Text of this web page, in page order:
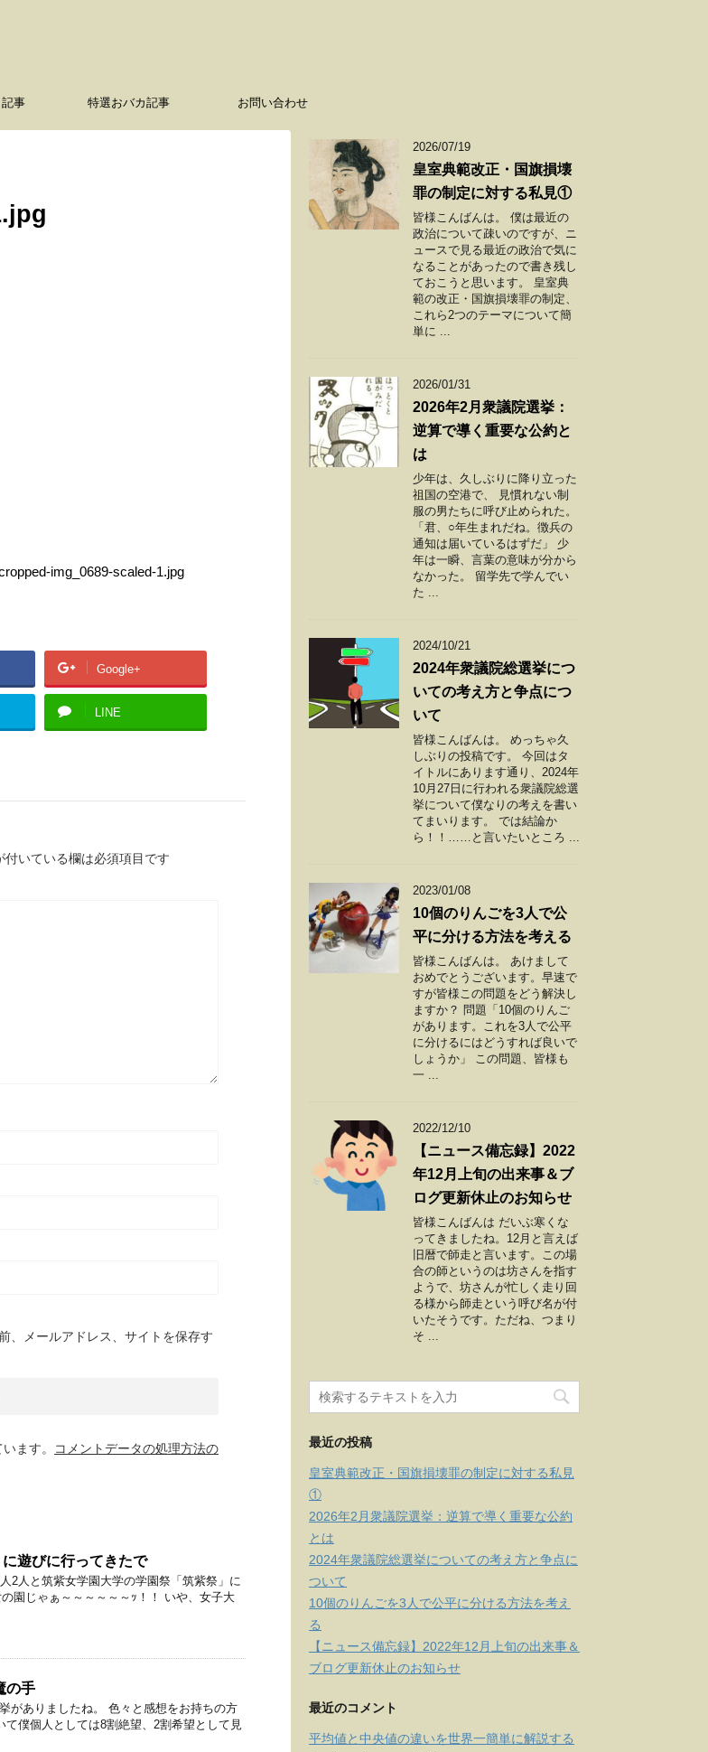
事 特選おバカ記事 お問い合わせ
img_0689-scaled-1.jpg
Google+
LINE
付いている欄は必須項目です
、メールアドレス、サイトを保存す
ます。
コメントデータの処理方法の
遊びに行ってきたで
2人と筑紫女学園大学の学園祭「筑紫祭」に
園じゃぁ～～～～～～ｯ！！ いや、女子大
の手
がありましたね。 色々と感想をお持ちの方
僕個人としては8割絶望、2割希望として見
2026/07/19
皇室典範改正・国旗損壊
罪の制定に対する私見①
皆様こんばんは。 僕は最近の
政治について疎いのですが、ニ
ュースで見る最近の政治で気に
なることがあったので書き残し
ておこうと思います。 皇室典
範の改正・国旗損壊罪の制定、
これら2つのテーマについて簡
単に ...
2026/01/31
2026年2月衆議院選挙：
逆算で導く重要な公約と
は
少年は、久しぶりに降り立った
祖国の空港で、 見慣れない制
服の男たちに呼び止められた。
「君、○年生まれだね。徴兵の
通知は届いているはずだ」 少
年は一瞬、言葉の意味が分から
なかった。 留学先で学んでい
た ...
2024/10/21
2024年衆議院総選挙につ
いての考え方と争点につ
いて
皆様こんばんは。 めっちゃ久
しぶりの投稿です。 今回はタ
イトルにあります通り、2024年
10月27日に行われる衆議院総選
挙について僕なりの考えを書い
てまいります。 では結論か
ら！！……と言いたいところ ...
2023/01/08
10個のりんごを3人で公
平に分ける方法を考える
皆様こんばんは。 あけまして
おめでとうございます。早速で
すが皆様この問題をどう解決し
ますか？ 問題「10個のりんご
があります。これを3人で公平
に分けるにはどうすれば良いで
しょうか」 この問題、皆様も
一 ...
2022/12/10
【ニュース備忘録】2022
年12月上旬の出来事＆ブ
ログ更新休止のお知らせ
皆様こんばんは だいぶ寒くな
ってきましたね。12月と言えば
旧暦で師走と言います。この場
合の師というのは坊さんを指す
ようで、坊さんが忙しく走り回
る様から師走という呼び名が付
いたそうです。ただね、つまり
そ ...
最近の投稿
皇室典範改正・国旗損壊罪の制定に対する私見
①
2026年2月衆議院選挙：逆算で導く重要な公約
とは
2024年衆議院総選挙についての考え方と争点に
ついて
10個のりんごを3人で公平に分ける方法を考え
る
【ニュース備忘録】2022年12月上旬の出来事＆
ブログ更新休止のお知らせ
最近のコメント
平均値と中央値の違いを世界一簡単に解説する